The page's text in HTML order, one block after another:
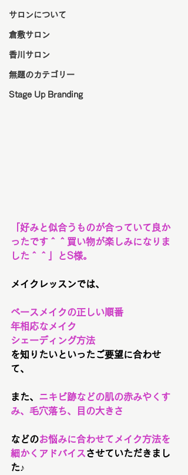
サロンについて
倉敷サロン
香川サロン
無題のカテゴリー
Stage Up Branding
「好みと似合うものが合っていて良か
ったです＾＾買い物が楽しみになりま
した＾＾」とS様。
メイクレッスンでは、
ベースメイクの正しい順番
年相応なメイク
シェーディング方法
を知りたいといったご要望に合わせ
て、
また、 ニキビ跡などの肌の赤みやくす
み、毛穴落ち、目の大きさ
などのお悩みに合わせてメイク方法を
細かくアドバイス させていただきまし
た♪